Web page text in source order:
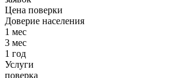
Цена поверки
Доверие населения
1 мес
3 мес
1 год
Услуги
поверка